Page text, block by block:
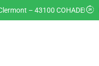
– 43100 COHADE